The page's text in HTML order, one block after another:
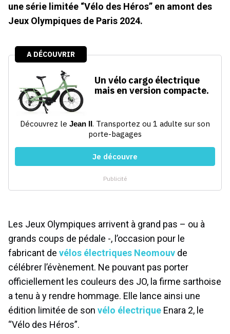
une série limitée “Vélo des Héros” en amont des
Jeux Olympiques de Paris 2024.
Les Jeux Olympiques arrivent à grand pas – ou à
grands coups de pédale -, l’occasion pour le
fabricant de vélos électriques Neomouv de
célébrer l’évènement. Ne pouvant pas porter
officiellement les couleurs des JO, la firme sarthoise
a tenu à y rendre hommage. Elle lance ainsi une
édition limitée de son vélo électrique Enara 2, le
“Vélo des Héros”.